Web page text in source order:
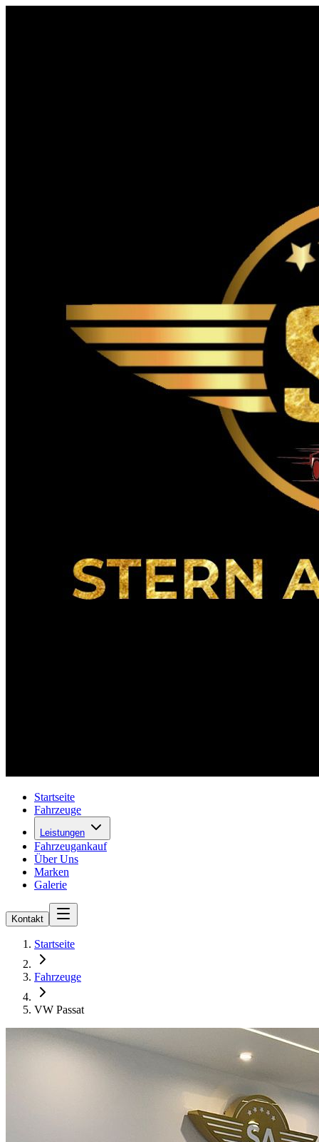
Startseite
Fahrzeuge
Leistungen
Fahrzeugankauf
Über Uns
Marken
Galerie
Kontakt
Startseite
Fahrzeuge
VW Passat